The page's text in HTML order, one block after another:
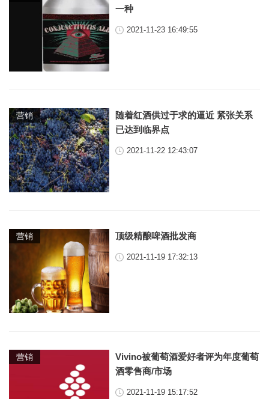
一种
2021-11-23 16:49:55
营销
随着红酒供过于求的逼近 紧张关系
已达到临界点
2021-11-22 12:43:07
营销 顶级精酿啤酒批发商
2021-11-19 17:32:13
营销
Vivino被葡萄酒爱好者评为年度葡萄
酒零售商/市场
2021-11-19 15:17:52